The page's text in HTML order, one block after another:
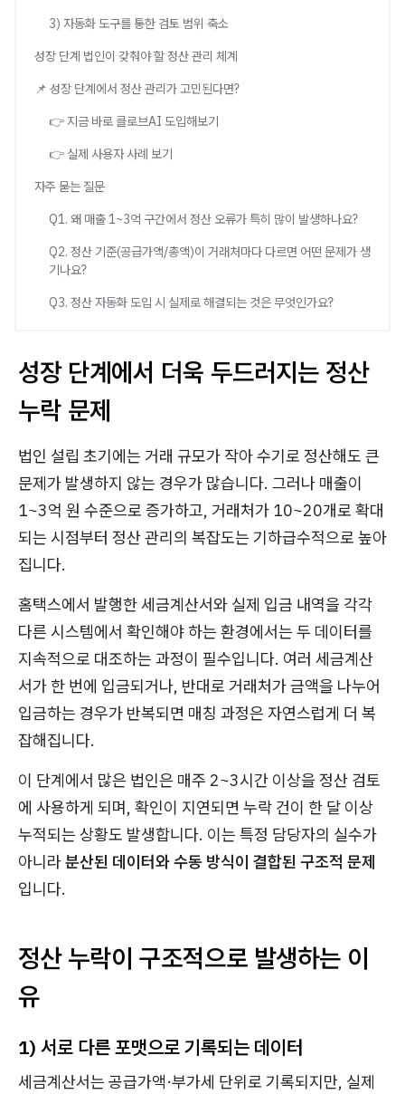
3) 자동화 도구를 통한 검토 범위 축소
성장 단계 법인이 갖춰야 할 정산 관리 체계
📌 성장 단계에서 정산 관리가 고민된다면?
👉 지금 바로 클로브AI 도입해보기
👉 실제 사용자 사례 보기
자주 묻는 질문
Q1. 왜 매출 1~3억 구간에서 정산 오류가 특히 많이 발생하나요?
Q2. 정산 기준(공급가액/총액)이 거래처마다 다르면 어떤 문제가 생
기나요?
Q3. 정산 자동화 도입 시 실제로 해결되는 것은 무엇인가요?
성장 단계에서 더욱 두드러지는 정산
누락 문제
법인 설립 초기에는 거래 규모가 작아 수기로 정산해도 큰
문제가 발생하지 않는 경우가 많습니다. 그러나 매출이
1~3억 원 수준으로 증가하고, 거래처가 10~20개로 확대
되는 시점부터 정산 관리의 복잡도는 기하급수적으로 높아
집니다.
홈택스에서 발행한 세금계산서와 실제 입금 내역을 각각
다른 시스템에서 확인해야 하는 환경에서는 두 데이터를
지속적으로 대조하는 과정이 필수입니다. 여러 세금계산
서가 한 번에 입금되거나, 반대로 거래처가 금액을 나누어
입금하는 경우가 반복되면 매칭 과정은 자연스럽게 더 복
잡해집니다.
이 단계에서 많은 법인은 매주 2~3시간 이상을 정산 검토
에 사용하게 되며, 확인이 지연되면 누락 건이 한 달 이상
누적되는 상황도 발생합니다. 이는 특정 담당자의 실수가
아니라분산된 데이터와 수동 방식이 결합된 구조적 문제
입니다.
정산 누락이 구조적으로 발생하는 이
유
1) 서로 다른 포맷으로 기록되는 데이터
세금계산서는 공급가액·부가세 단위로 기록되지만, 실제